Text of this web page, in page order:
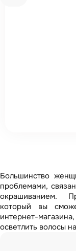
Большинство
проблемами,
окрашиванием.
который вы
интернет-
осветлить волосы